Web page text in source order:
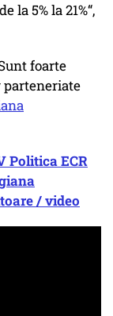
la 5% la 21%“,
foarte
parteneriate
Politica ECR
/ video